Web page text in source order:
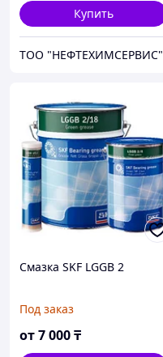
Купить
ТОО "НЕФТЕХИМСЕРВИС"
Смазка SKF LGGB 2
Под заказ
от7 000₸